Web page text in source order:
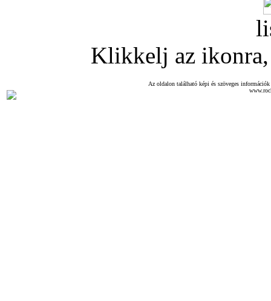
Klikkelj az ikonra,
Az oldalon található képi és szöveges információk